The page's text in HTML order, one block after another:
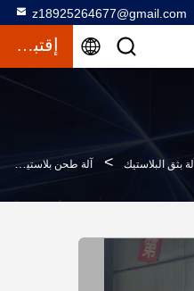
z18925264677@gmail.com
إقتباس
آلة بثق البلاستيك > آلة طحن بلاستيكية ذات الدقة العالية مع تصميم المسمار المخصص